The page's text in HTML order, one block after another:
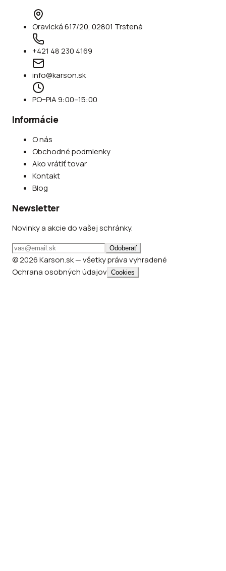
Oravická 617/20, 02801 Trstená
+421 48 230 4169
info@karson.sk
PO–PIA 9:00–15:00
Informácie
O nás
Obchodné podmienky
Ako vrátiť tovar
Kontakt
Blog
Newsletter
Novinky a akcie do vašej schránky.
Odoberať
© 2026 Karson.sk — všetky práva vyhradené
Ochrana osobných údajov Cookies